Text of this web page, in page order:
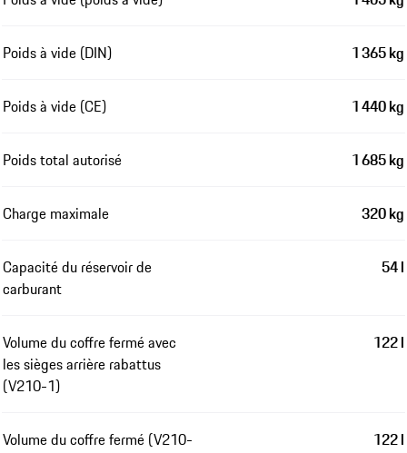
Poids à vide (DIN) 1 365 kg
Poids à vide (CE) 1 440 kg
Poids total autorisé 1 685 kg
Charge maximale 320 kg
Capacité du réservoir de
carburant
54 l
Volume du coffre fermé avec
les sièges arrière rabattus
(V210-1)
122 l
Volume du coffre fermé (V210-
122 l